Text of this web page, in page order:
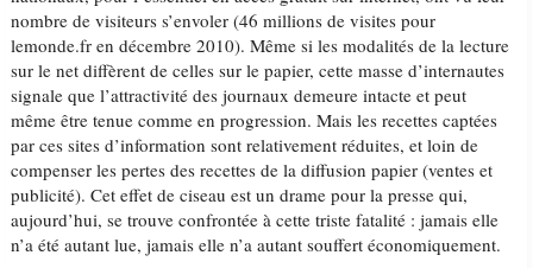
nombre de visiteurs s’envoler (46 millions de visites pour
lemonde.fr en décembre 2010). Même si les modalités de la lecture
sur le net diffèrent de celles sur le papier, cette masse d’internautes
signale que l’attractivité des journaux demeure intacte et peut
même être tenue comme en progression. Mais les recettes captées
par ces sites d’information sont relativement réduites, et loin de
compenser les pertes des recettes de la diffusion papier (ventes et
publicité). Cet effet de ciseau est un drame pour la presse qui,
aujourd’hui, se trouve confrontée à cette triste fatalité : jamais elle
n’a été autant lue, jamais elle n’a autant souffert économiquement.